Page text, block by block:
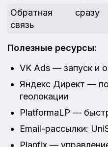
Обратная
связь
сразу
Полезные ресурсы:
VK Ads — запуск и
Яндекс Директ —
геолокации
PlatformaLP —
Email-рассылки:
Planfix —